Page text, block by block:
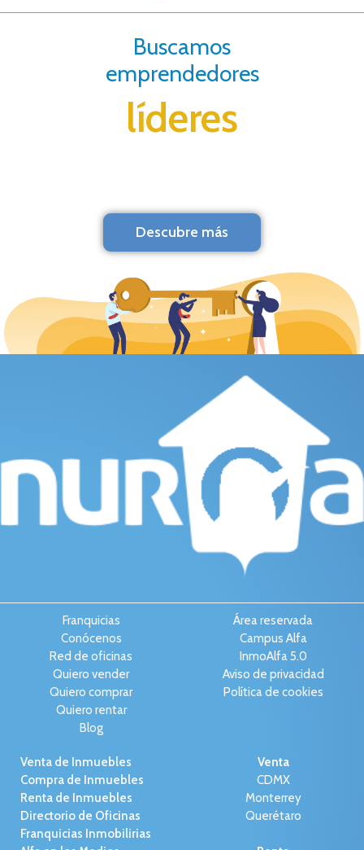
Buscamos
emprendedores
líderes
Descubre más
Franquicias
Conócenos
Red de oficinas
Quiero vender
Quiero comprar
Quiero rentar
Blog
Área reservada
Campus Alfa
InmoAlfa 5.0
Aviso de privacidad
Política de cookies
Venta de Inmuebles
Compra de Inmuebles
Renta de Inmuebles
Directorio de Oficinas
Franquicias Inmobilirias
Venta
CDMX
Monterrey
Querétaro